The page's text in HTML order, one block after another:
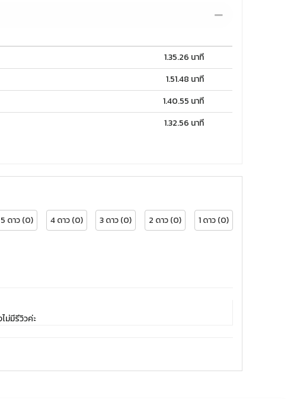
1.35.26 นาที
1.51.48 นาที
1.40.55 นาที
1.32.56 นาที
5 ดาว (0) 4 ดาว (0) 3 ดาว (0) 2 ดาว (0) 1 ดาว (0)
ม่มีรีวิวค่ะ